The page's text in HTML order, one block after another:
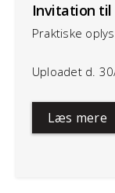
Invitation til
Praktiske
Uploadet d.
Læs mere